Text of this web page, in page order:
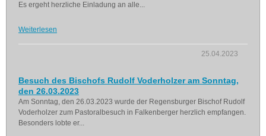
Es ergeht herzliche Einladung an alle...
Weiterlesen
25.04.2023
Besuch des Bischofs Rudolf Voderholzer am Sonntag,
den 26.03.2023
Am Sonntag, den 26.03.2023 wurde der Regensburger Bischof Rudolf
Voderholzer zum Pastoralbesuch in Falkenberger herzlich empfangen.
Besonders lobte er...